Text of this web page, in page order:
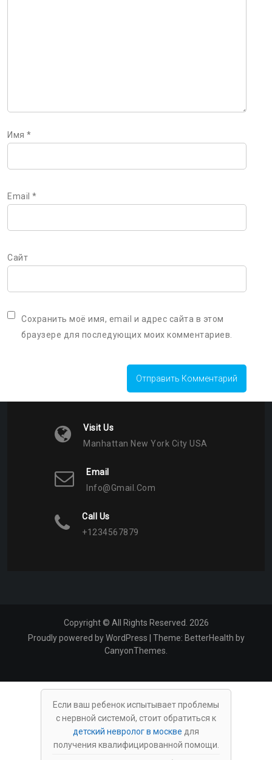
Имя *
Email *
Сайт
Сохранить моё имя, email и адрес сайта в этом
браузере для последующих моих комментариев.
Visit Us
Manhattan New York City USA
Email
Info@gmail.com
Call Us
+1234567879
Copyright © All Rights Reserved. 2026
Proudly powered by WordPress
Theme: BetterHealth by
CanyonThemes
Если ваш ребенок испытывает проблемы
с нервной системой, стоит обратиться к
детский невролог в москве для
получения квалифицированной помощи.